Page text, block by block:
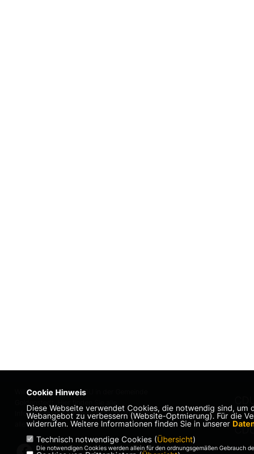
Willkommen bei der CDU in der Gemeinde
Informationen zur Kommunalwahl 2020 und
allen Kandidaten.
Cookie Hinweis
Diese Webseite verwendet Cookies, die notwendig sind,
Webangebot zu verbessern (Website-Optmierung). Für die
widerrufen. Weitere Informationen finden Sie in unserer
Technisch notwendige Cookies (Übersicht)
Die notwendigen Cookies werden allein für den ordnungsgemäßen Gebrauch